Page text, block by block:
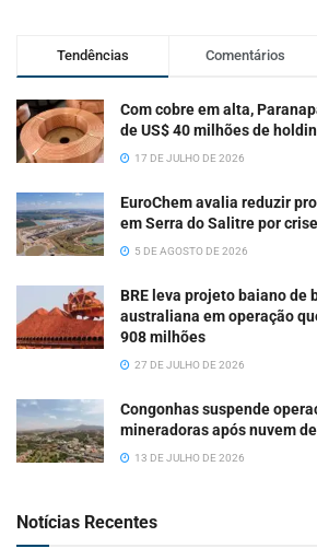
Tendências Comentários
Com cobre em alta,
de US$ 40 milhões de
17 DE JULHO DE 2026
EuroChem avalia reduzir
em Serra do Salitre por
5 DE AGOSTO DE 2026
BRE leva projeto baiano de
australiana em operação
908 milhões
27 DE JULHO DE 2026
Congonhas suspende
mineradoras após nuvem
13 DE JULHO DE 2026
Notícias Recentes